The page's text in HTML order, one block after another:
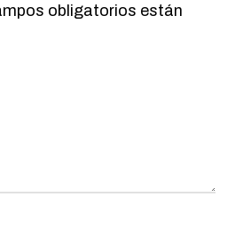
obligatorios están